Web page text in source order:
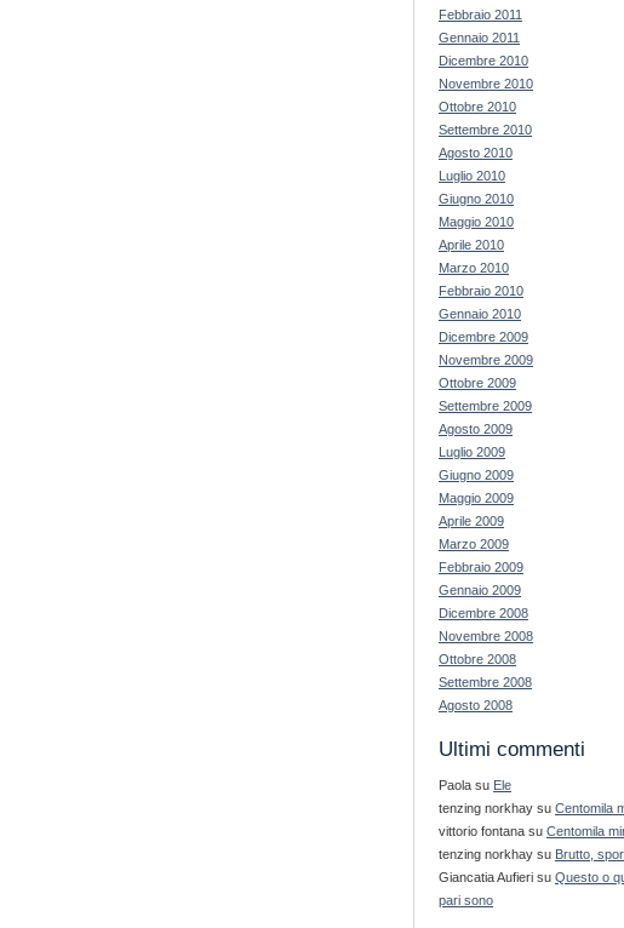
Febbraio 2011
Gennaio 2011
Dicembre 2010
Novembre 2010
Ottobre 2010
Settembre 2010
Agosto 2010
Luglio 2010
Giugno 2010
Maggio 2010
Aprile 2010
Marzo 2010
Febbraio 2010
Gennaio 2010
Dicembre 2009
Novembre 2009
Ottobre 2009
Settembre 2009
Agosto 2009
Luglio 2009
Giugno 2009
Maggio 2009
Aprile 2009
Marzo 2009
Febbraio 2009
Gennaio 2009
Dicembre 2008
Novembre 2008
Ottobre 2008
Settembre 2008
Agosto 2008
Ultimi commenti
Paola su Ele
tenzing norkhay su Centomila
vittorio fontana su Centomila
tenzing norkhay su Brutto,
Giancatia Aufieri su Questo o
pari sono